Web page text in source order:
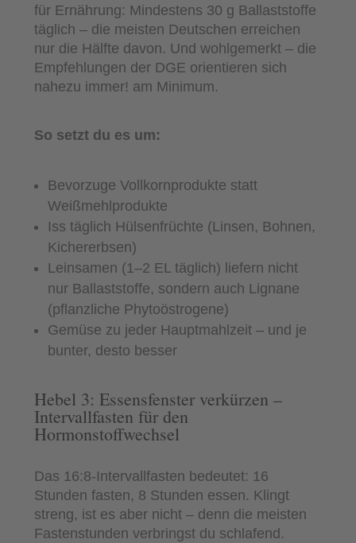
für Ernährung: Mindestens 30 g Ballaststoffe
täglich – die meisten Deutschen erreichen
nur die Hälfte davon. Und wohlgemerkt – die
Empfehlungen der DGE orientieren sich
nahezu immer! am Minimum.
So setzt du es um:
Bevorzuge Vollkornprodukte statt
Weißmehlprodukte
Iss täglich Hülsenfrüchte (Linsen, Bohnen,
Kichererbsen)
Leinsamen (1–2 EL täglich) liefern nicht
nur Ballaststoffe, sondern auch Lignane
(pflanzliche Phytoöstrogene)
Gemüse zu jeder Hauptmahlzeit – und je
bunter, desto besser
Hebel 3: Essensfenster verkürzen –
Intervallfasten für den
Hormonstoffwechsel
Das 16:8-Intervallfasten bedeutet: 16
Stunden fasten, 8 Stunden essen. Klingt
streng, ist es aber nicht – denn die meisten
Fastenstunden verbringst du schlafend.